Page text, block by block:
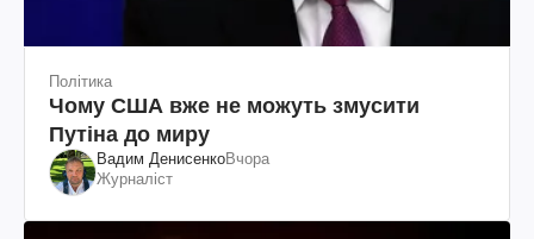
Політика
Чому США вже не можуть змусити
Путіна до миру
Вадим ДенисенкоВчора
Журналіст